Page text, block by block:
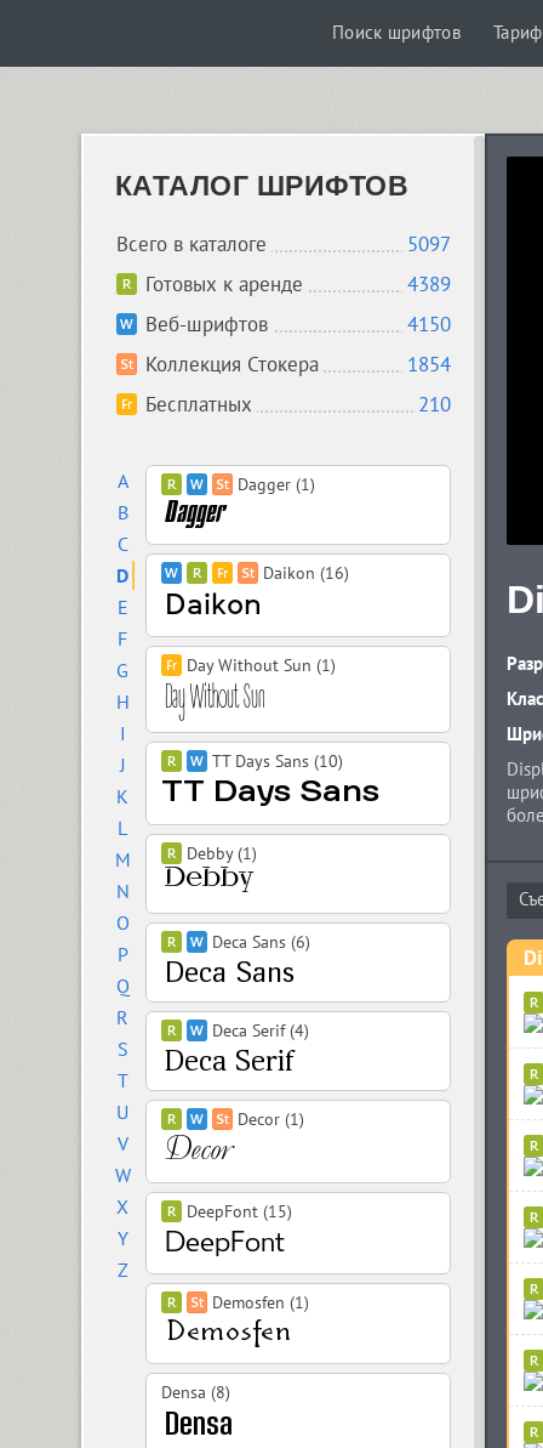
Поиск шрифтов
КАТАЛОГ ШРИФТОВ
Всего в каталоге
5097
Готовых к аренде
4389
Веб-шрифтов
4150
Коллекция Стокера
1854
Бесплатных
210
A
B
C
D
E
F
G
H
I
J
K
L
M
N
O
P
Q
R
S
T
U
V
W
X
Y
Z
Dagger (1)
Daikon (16)
Day Without Sun (1)
TT Days Sans (10)
Debby (1)
Deca Sans (6)
Deca Serif (4)
Decor (1)
DeepFont (15)
Demosfen (1)
Densa (8)